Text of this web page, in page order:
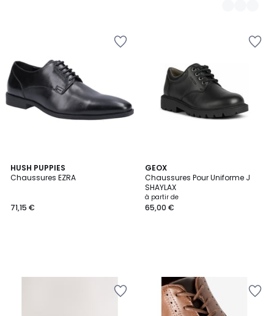
HUSH PUPPIES
Chaussures EZRA
71,15 €
GEOX
Chaussures Pour Uniforme J
SHAYLAX
à partir de
65,00 €